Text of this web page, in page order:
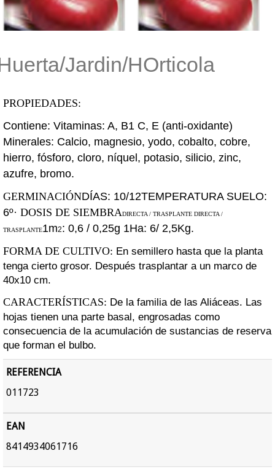
Jardin/HOrticola
PROPIEDADES:
Contiene: Vitaminas: A, B1 C, E (anti-oxidante)
Minerales: Calcio, magnesio, yodo, cobalto, cobre,
hierro, fósforo, cloro, níquel, potasio, silicio, zinc,
azufre, bromo.
GERMINACIÓNDÍAS: 10/12TEMPERATURA SUELO:
6º· DOSIS DE SIEMBRADIRECTA / TRASPLANTE DIRECTA /
TRASPLANTE1m2: 0,6 / 0,25g 1Ha: 6/ 2,5Kg.
FORMA DE CULTIVO: En semillero hasta que la planta
tenga cierto grosor. Después trasplantar a un marco de
40x10 cm.
CARACTERÍSTICAS: De la familia de las Aliáceas. Las
hojas tienen una parte basal, engrosadas como
consecuencia de la acumulación de sustancias de reserva
que forman el bulbo.
REFERENCIA
011723
EAN
8414934061716